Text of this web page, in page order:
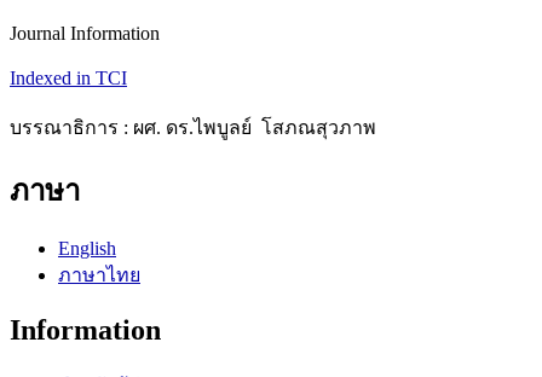
Journal Information
Indexed in TCI
บรรณาธิการ : ผศ. ดร.ไพบูลย์ โสภณสุวภาพ
ภาษา
English
ภาษาไทย
Information